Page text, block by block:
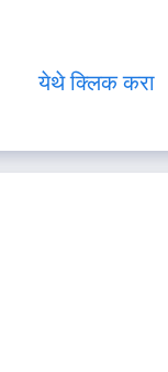
येथे क्लिक करा